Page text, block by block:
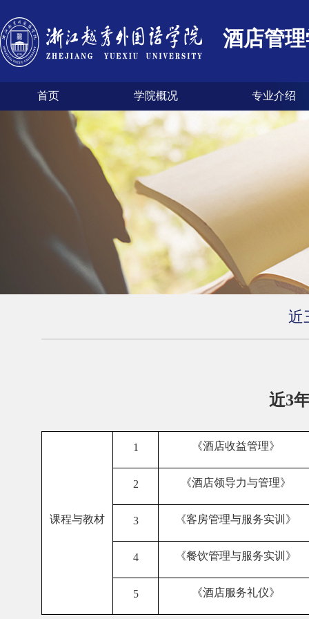
酒店管
首页 学院概况 专业介绍
近
近3
课程与教材
1 《酒店收益管理》
2 《酒店领导力与管理》
3 《客房管理与服务实训》
4 《餐饮管理与服务实训》
5 《酒店服务礼仪》